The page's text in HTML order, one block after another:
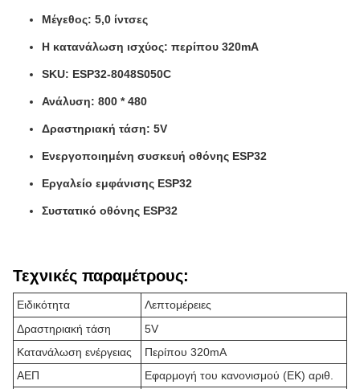
Μέγεθος: 5,0 ίντσες
Η κατανάλωση ισχύος: περίπου 320mA
SKU: ESP32-8048S050C
Ανάλυση: 800 * 480
Δραστηριακή τάση: 5V
Ενεργοποιημένη συσκευή οθόνης ESP32
Εργαλείο εμφάνισης ESP32
Συστατικό οθόνης ESP32
Τεχνικές παραμέτρους:
Ειδικότητα
Λεπτομέρειες
Δραστηριακή τάση
5V
Κατανάλωση ενέργειας
Περίπου 320mA
ΑΕΠ
Εφαρμογή του κανονισμού (ΕΚ) αριθ.